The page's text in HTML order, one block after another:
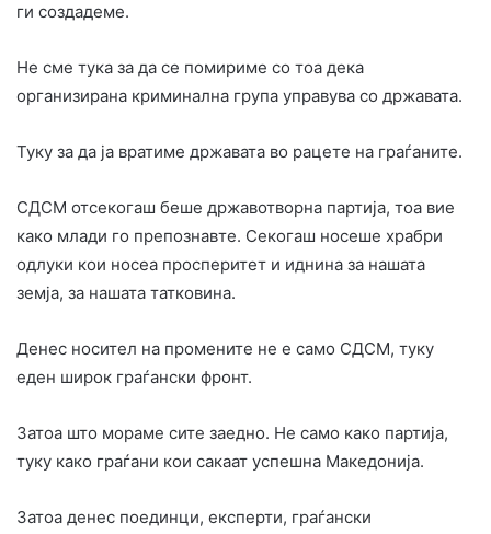
ги создадеме.
Не сме тука за да се помириме со тоа дека
организирана криминална група управува со државата.
Туку за да ја вратиме државата во рацете на граѓаните.
СДСМ отсекогаш беше државотворна партија, тоа вие
како млади го препознавте. Секогаш носеше храбри
одлуки кои носеа просперитет и иднина за нашата
земја, за нашата татковина.
Денес носител на промените не е само СДСМ, туку
еден широк граѓански фронт.
Затоа што мораме сите заедно. Не само како партија,
туку како граѓани кои сакаат успешна Македонија.
Затоа денес поединци, експерти, граѓански